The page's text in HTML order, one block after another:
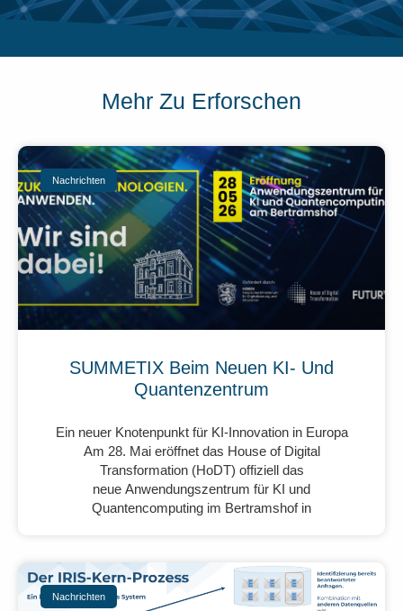
Mehr Zu Erforschen
Nachrichten
SUMMETIX Beim Neuen KI- Und
Quantenzentrum
Ein neuer Knotenpunkt für KI-Innovation in Europa
Am 28. Mai eröffnet das House of Digital
Transformation (HoDT) offiziell das
neue Anwendungszentrum für KI und
Quantencomputing im Bertramshof in
Nachrichten